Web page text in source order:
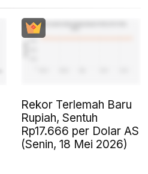
Rekor Terlemah Baru
Rupiah, Sentuh
Rp17.666 per Dolar AS
(Senin, 18 Mei 2026)